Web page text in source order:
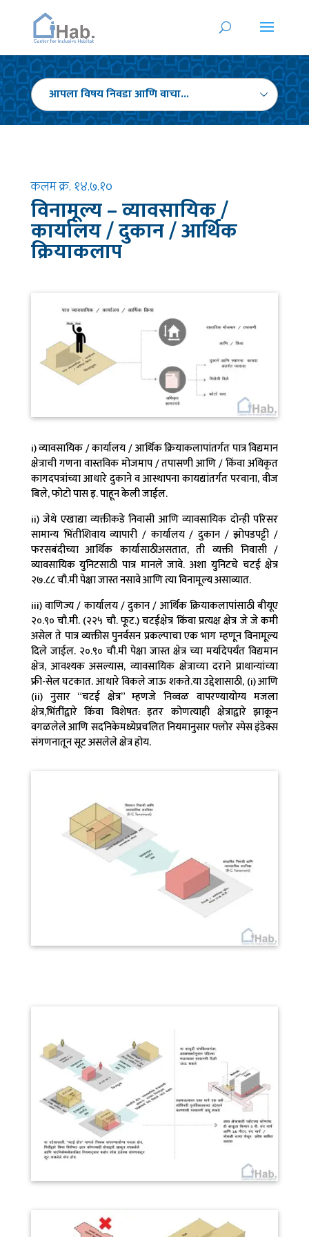
कलम क्र. १४.७.१०
विनामूल्य – व्यावसायिक /
कार्यालय / दुकान / आर्थिक
क्रियाकलाप
i) व्यावसायिक / कार्यालय / आर्थिक क्रियाकलापांतर्गत पात्र विद्यमान
क्षेत्राची गणना वास्तविक मोजमाप / तपासणी आणि / किंवा अधिकृत
कागदपत्रांच्या आधारे दुकाने व आस्थापना कायद्यांतर्गत परवाना, वीज
बिले, फोटो पास इ. पाहून केली जाईल.
ii) जेथे एखाद्या व्यक्तीकडे निवासी आणि व्यावसायिक दोन्ही परिसर
सामान्य भिंतीशिवाय व्यापारी / कार्यालय / दुकान / झोपडपट्टी /
फरसबंदीच्या आर्थिक कार्यासाठीअसतात, ती व्यक्ती निवासी /
व्यावसायिक युनिटसाठी पात्र मानले जावे. अशा युनिटचे चटई क्षेत्र
२७.८८ चौ.मी पेक्षा जास्त नसावे आणि त्या विनामूल्य असाव्यात.
iii) वाणिज्य / कार्यालय / दुकान / आर्थिक क्रियाकलापांसाठी बीयूए
२०.९० चौ.मी. (२२५ चौ. फूट.) चटईक्षेत्र किंवा प्रत्यक्ष क्षेत्र जे जे कमी
असेल ते पात्र व्यक्तीस पुनर्वसन प्रकल्पाचा एक भाग म्हणून विनामूल्य
दिले जाईल. २०.९० चौ.मी पेक्षा जास्त क्षेत्र च्या मर्यादेपर्यंत विद्यमान
क्षेत्र, आवश्यक असल्यास, व्यावसायिक क्षेत्राच्या दराने प्राधान्यांच्या
फ्री-सेल घटकात. आधारे विकले जाऊ शकते.या उद्देशासाठी, (i) आणि
(ii) नुसार “चटई क्षेत्र” म्हणजे निव्वळ वापरण्यायोग्य मजला
क्षेत्र,भिंतींद्वारे किंवा विशेषत: इतर कोणत्याही क्षेत्राद्वारे झाकून
वगळलेले आणि सदनिकेमध्येप्रचलित नियमानुसार फ्लोर स्पेस इंडेक्स
संगणनातून सूट असलेले क्षेत्र होय.